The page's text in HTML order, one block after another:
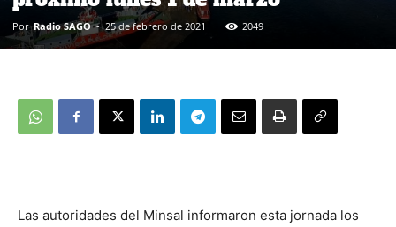
Por Radio SAGO - 25 de febrero de 2021 2049
Las autoridades del Minsal informaron esta jornada los